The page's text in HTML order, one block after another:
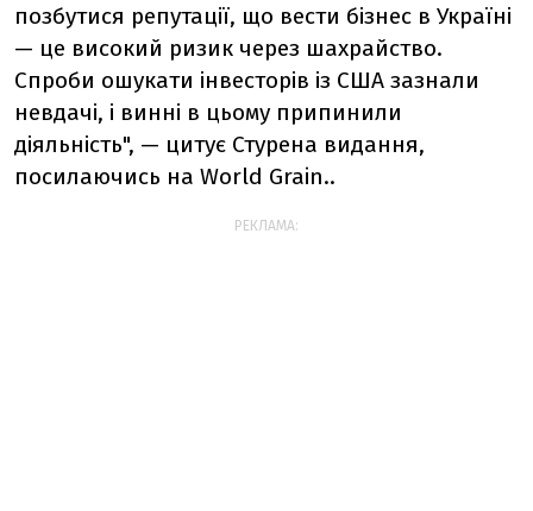
позбутися репутації, що вести бізнес в Україні
— це високий ризик через шахрайство.
Спроби ошукати інвесторів із США зазнали
невдачі, і винні в цьому припинили
діяльність", — цитує Стурена видання,
посилаючись на World Grain..
РЕКЛАМА: